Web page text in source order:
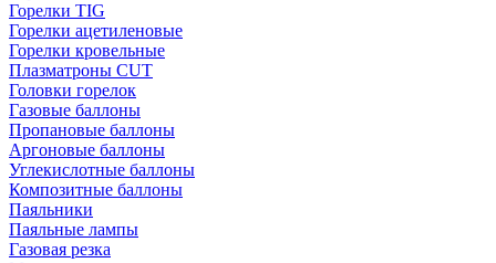
Горелки TIG
Горелки ацетиленовые
Горелки кровельные
Плазматроны CUT
Головки горелок
Газовые баллоны
Пропановые баллоны
Аргоновые баллоны
Углекислотные баллоны
Композитные баллоны
Паяльники
Паяльные лампы
Газовая резка